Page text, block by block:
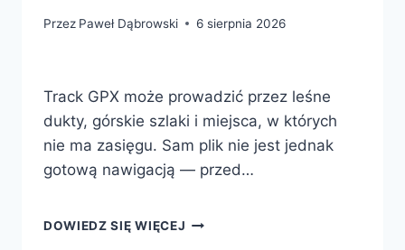
Przez Paweł Dąbrowski 6 sierpnia 2026
Track GPX może prowadzić przez leśne
dukty, górskie szlaki i miejsca, w których
nie ma zasięgu. Sam plik nie jest jednak
gotową nawigacją — przed…
DOWIEDZ SIĘ WIĘCEJ TRACKI